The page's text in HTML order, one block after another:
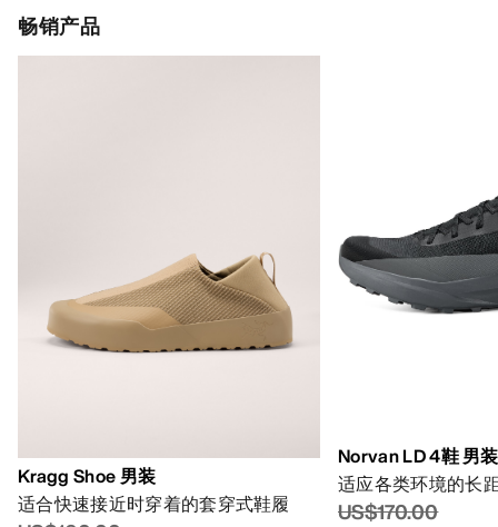
畅销产品
Kragg Shoe 男装
适合快速接近时穿着的套穿式鞋履
Norvan LD 4鞋 男装
适应各类环境的长
US$170.00